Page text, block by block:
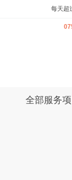
每天超
全部服务项